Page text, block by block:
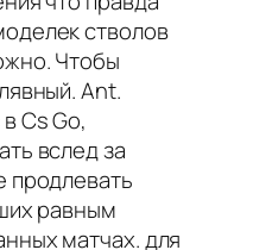
стволов
Чтобы
Ant.
Cs Go,
вслед за
продлевать
равным
матчах. для